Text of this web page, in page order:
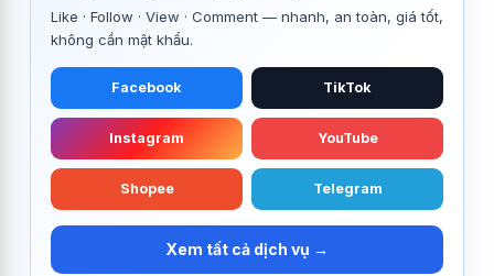
Like · Follow · View · Comment — nhanh, an toàn, giá tốt,
không cần mật khẩu.
Facebook TikTok
Instagram YouTube
Shopee Telegram
Xem tất cả dịch vụ →